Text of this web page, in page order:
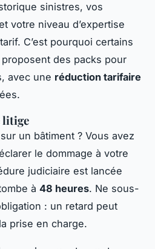
sinistres, vos
votre niveau d’expertise
C’est pourquoi certains
des packs pour
avec une réduction tarifaire
litige
un bâtiment ? Vous avez
le dommage à votre
judiciaire est lancée
à 48 heures. Ne sous-
: un retard peut
prise en charge.